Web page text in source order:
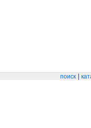
поиск